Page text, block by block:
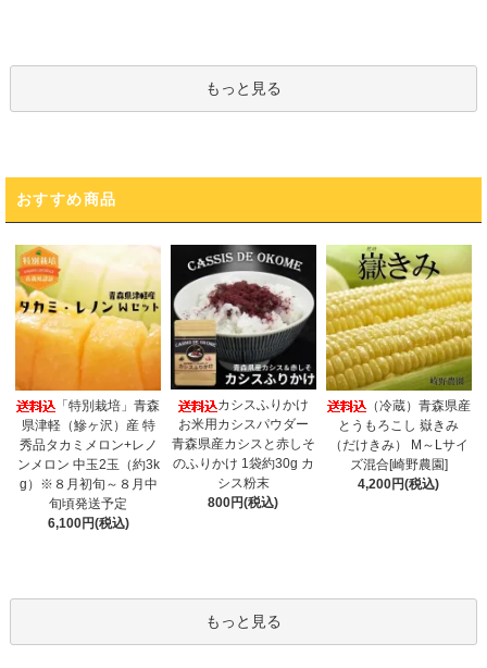
もっと見る
おすすめ商品
「特別栽培」青森
県津軽（鰺ヶ沢）産 特
秀品タカミメロン+レノ
ンメロン 中玉2玉（約3k
g）※８月初旬～８月中
旬頃発送予定
6,100円(税込)
カシスふりかけ
お米用カシスパウダー
青森県産カシスと赤しそ
のふりかけ 1袋約30g カ
シス粉末
800円(税込)
（冷蔵）青森県産
とうもろこし 嶽きみ
（だけきみ） M～Lサイ
ズ混合[崎野農園]
4,200円(税込)
もっと見る